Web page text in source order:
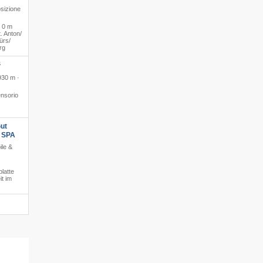
0 m
Anton/​
m ·
&
im